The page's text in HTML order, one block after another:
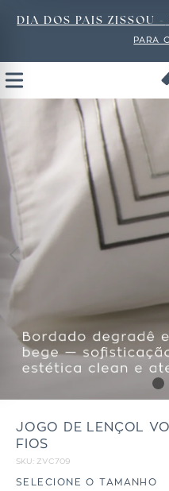
DIA DOS PAIS ZISSOU -
PARA
Open
JOGO DE LENÇOL
FIOS
SKU: ZVC709
SELECIONE O TAMANHO